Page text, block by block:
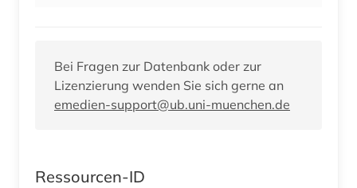
Bei Fragen zur Datenbank oder zur
Lizenzierung wenden Sie sich gerne an
emedien-support@ub.uni-muenchen.de
Ressourcen-ID